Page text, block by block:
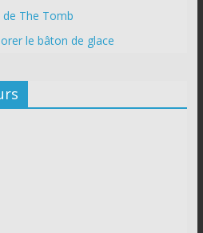
de The Tomb
le bâton de glace